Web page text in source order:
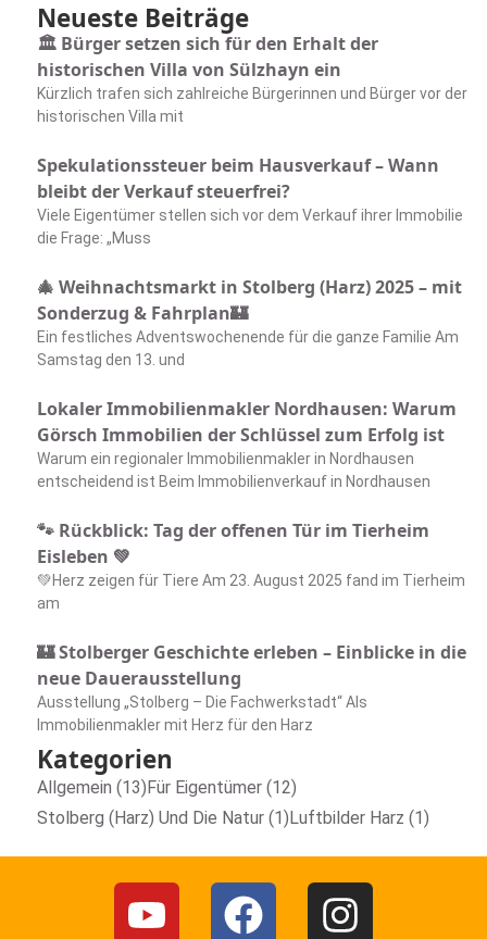
Neueste Beiträge
🏛️ Bürger setzen sich für den Erhalt der
historischen Villa von Sülzhayn ein
Kürzlich trafen sich zahlreiche Bürgerinnen und Bürger vor der
historischen Villa mit
Spekulationssteuer beim Hausverkauf – Wann
bleibt der Verkauf steuerfrei?
Viele Eigentümer stellen sich vor dem Verkauf ihrer Immobilie
die Frage: „Muss
🎄 Weihnachtsmarkt in Stolberg (Harz) 2025 – mit
Sonderzug & Fahrplan🏰
Ein festliches Adventswochenende für die ganze Familie Am
Samstag den 13. und
Lokaler Immobilienmakler Nordhausen: Warum
Görsch Immobilien der Schlüssel zum Erfolg ist
Warum ein regionaler Immobilienmakler in Nordhausen
entscheidend ist Beim Immobilienverkauf in Nordhausen
🐾 Rückblick: Tag der offenen Tür im Tierheim
Eisleben 💚
💚Herz zeigen für Tiere Am 23. August 2025 fand im Tierheim
am
🏰 Stolberger Geschichte erleben – Einblicke in die
neue Dauerausstellung
Ausstellung „Stolberg – Die Fachwerkstadt“ Als
Immobilienmakler mit Herz für den Harz
Kategorien
Allgemein (13)Für Eigentümer (12)
Stolberg (Harz) Und Die Natur (1)Luftbilder Harz (1)